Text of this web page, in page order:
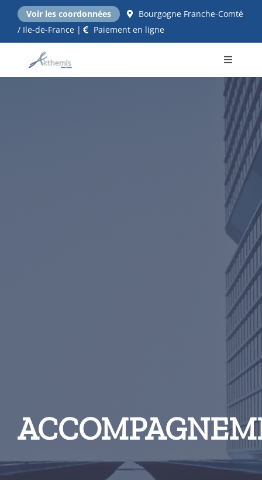
Passer
contenu
Voir les coordonnées
Bourgogne Franche-Comté
/ Ile-de-France |
Paiement en ligne
Toggle